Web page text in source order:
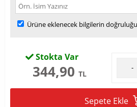
Ürüne eklenecek bilgilerin
Stokta Var
344,90 TL
-
Sepete Ekle